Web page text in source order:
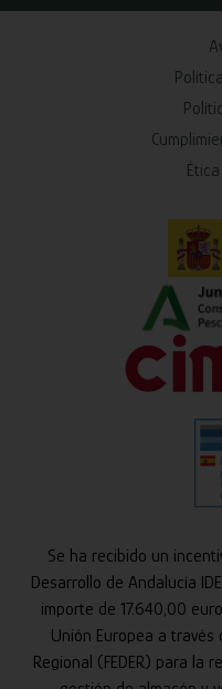
Se ha recibido un
Desarrollo de Andalucía
importe de 17.640,00
Unión Europea a través
Regional (FEDER) para la